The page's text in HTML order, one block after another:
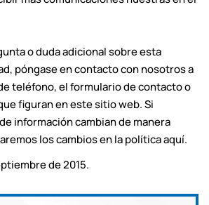
o duda adicional sobre esta
póngase en contacto con nosotros a
teléfono, el formulario de contacto o
figuran en este sitio web. Si
información cambian de manera
los cambios en la política aquí.
de 2015.